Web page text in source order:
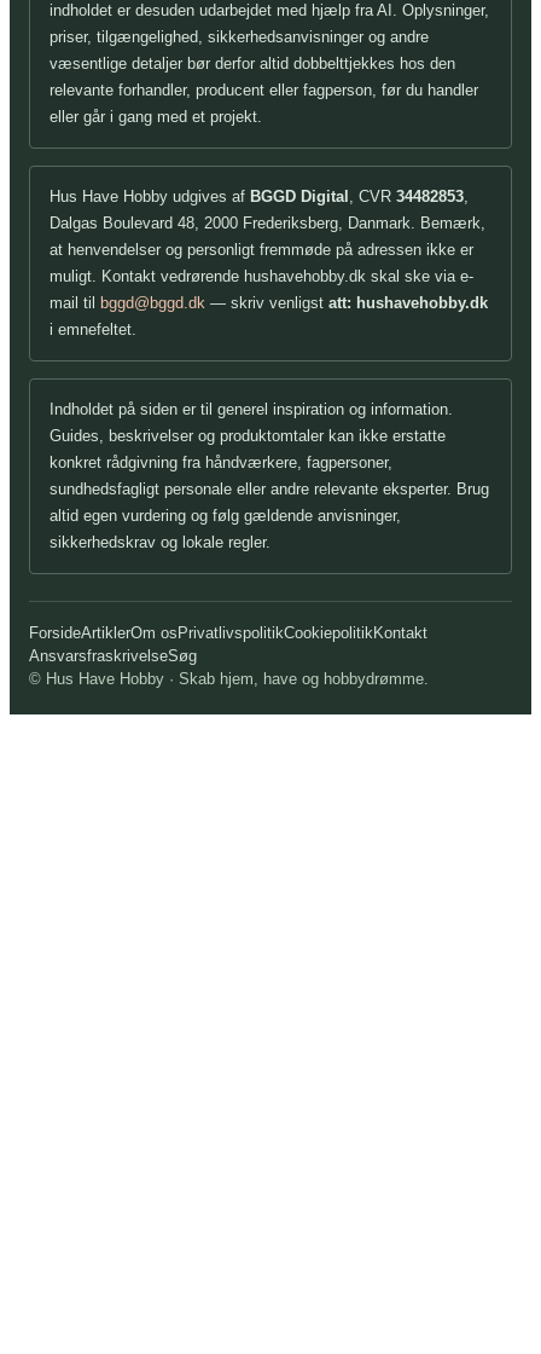
indholdet er desuden udarbejdet med hjælp fra AI. Oplysninger,
priser, tilgængelighed, sikkerhedsanvisninger og andre
væsentlige detaljer bør derfor altid dobbelttjekkes hos den
relevante forhandler, producent eller fagperson, før du handler
eller går i gang med et projekt.
Hus Have Hobby udgives af BGGD Digital , CVR 34482853,
Dalgas Boulevard 48, 2000 Frederiksberg, Danmark. Bemærk,
at henvendelser og personligt fremmøde på adressen ikke er
muligt. Kontakt vedrørende hushavehobby.dk skal ske via e-
mail til
bggd@bggd.dk — skriv venligst att: hushavehobby.dk
i emnefeltet.
Indholdet på siden er til generel inspiration og information.
Guides, beskrivelser og produktomtaler kan ikke erstatte
konkret rådgivning fra håndværkere, fagpersoner,
sundhedsfagligt personale eller andre relevante eksperter. Brug
altid egen vurdering og følg gældende anvisninger,
sikkerhedskrav og lokale regler.
ForsideArtiklerOm os PrivatlivspolitikCookiepolitikKontakt
AnsvarsfraskrivelseSøg
© Hus Have Hobby · Skab hjem, have og hobbydrømme.